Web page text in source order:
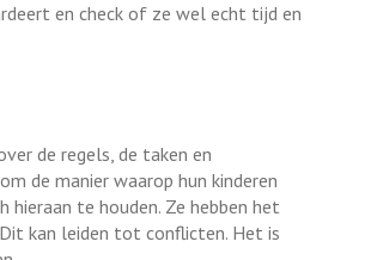
en check of ze wel echt tijd en
de regels, de taken en
de manier waarop hun kinderen
te houden. Ze hebben het
kan leiden tot conflicten. Het is